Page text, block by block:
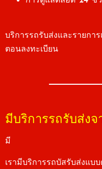
บริการรถรับส่งและรายกา
ตอนลงทะเบียน
มีบริการรถรับส่งจ
มี
เรามีบริการรถบัสรับส่งแ